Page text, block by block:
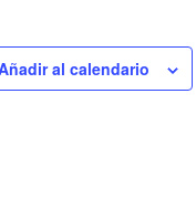
al calendario